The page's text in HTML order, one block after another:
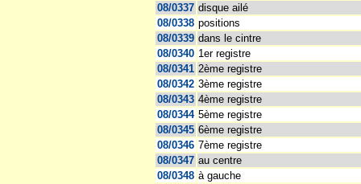
08/0337 disque ailé
08/0338 positions
08/0339 dans le cintre
08/0340 1er registre
08/0341 2ème registre
08/0342 3ème registre
08/0343 4ème registre
08/0344 5ème registre
08/0345 6ème registre
08/0346 7ème registre
08/0347 au centre
08/0348 à gauche